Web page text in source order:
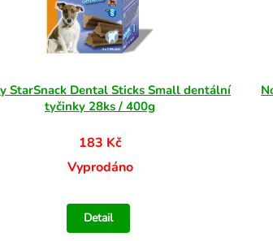
StarSnack Dental Sticks Small dentální
tyčinky 28ks / 400g
183 Kč
Vyprodáno
Detail